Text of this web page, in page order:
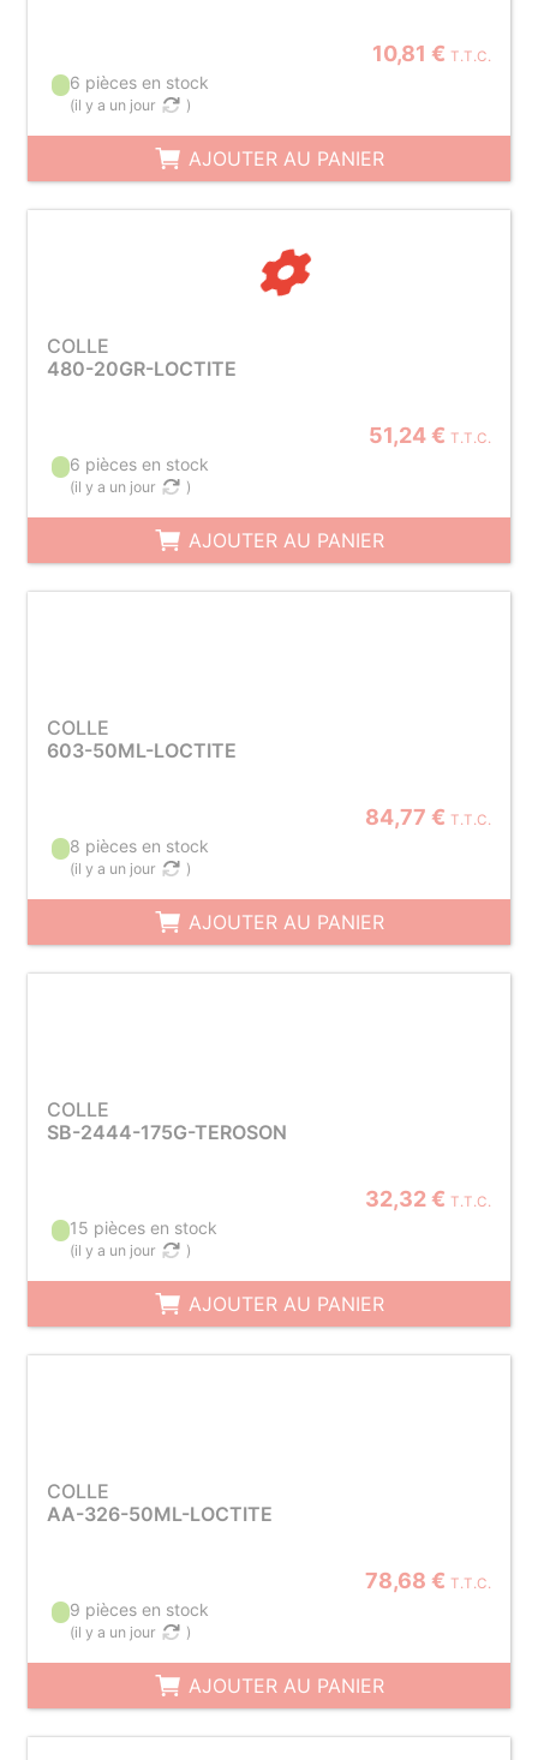
10,81 € T.T.C.
6 pièces en stock
(il y a un jour )
AJOUTER AU PANIER
COLLE
480-20GR-LOCTITE
51,24 € T.T.C.
6 pièces en stock
(il y a un jour )
AJOUTER AU PANIER
COLLE
603-50ML-LOCTITE
84,77 € T.T.C.
8 pièces en stock
(il y a un jour )
AJOUTER AU PANIER
COLLE
SB-2444-175G-TEROSON
32,32 € T.T.C.
15 pièces en stock
(il y a un jour )
AJOUTER AU PANIER
COLLE
AA-326-50ML-LOCTITE
78,68 € T.T.C.
9 pièces en stock
(il y a un jour )
AJOUTER AU PANIER